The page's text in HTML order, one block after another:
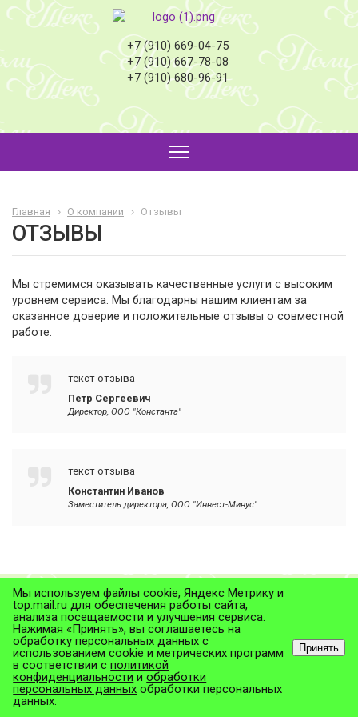
+7 (910) 669-04-75
+7 (910) 667-78-08
+7 (910) 680-96-91
Главная О компании Отзывы
ОТЗЫВЫ
Мы стремимся оказывать качественные услуги с высоким
уровнем сервиса. Мы благодарны нашим клиентам за
оказанное доверие и положительные отзывы о совместной
работе.
текст отзыва
Петр Сергеевич
Директор, ООО "Константа"
текст отзыва
Константин Иванов
Заместитель директора, ООО "Инвест-Минус"
© ТД "ПолиТекс", 2026
Все права защищены.
Мы используем файлы cookie, Яндекс Метрику и
top.mail.ru для обеспечения работы сайта,
анализа посещаемости и улучшения сервиса.
Нажимая «Принять», вы соглашаетесь на
обработку персональных данных с
использованием cookie и метрических программ
в соответствии сполитикой
конфиденциальности иобработки
персональных данных обработки персональных
данных.
Принять